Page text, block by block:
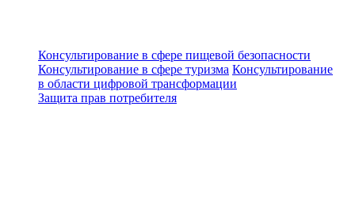
Консультирование в сфере пищевой безопасности
Консультирование в сфере туризма Консультирование
в области цифровой трансформации
Защита прав потребителя